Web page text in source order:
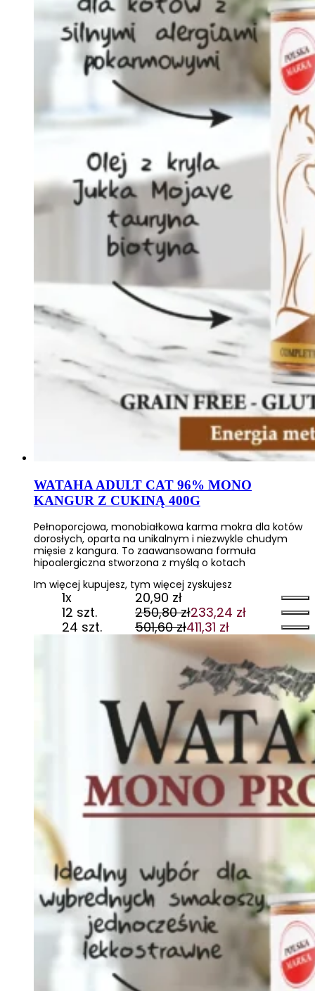
WATAHA ADULT CAT 96% MONO
KANGUR Z CUKINĄ 400G
Pełnoporcjowa, monobiałkowa karma mokra dla kotów
dorosłych, oparta na unikalnym i niezwykle chudym
mięsie z kangura. To zaawansowana formuła
hipoalergiczna stworzona z myślą o kotach
Im więcej kupujesz, tym więcej zyskujesz
1x 20,90 zł
12 szt.
250,80zł
Pierwotna
cena
wynosiła:
250,80 zł.
233,24 zł
Aktualna
cena
wynosi:
233,24 zł.
24 szt. 501,60zł
Pierwotna
cena
wynosiła:
501,60 zł.
411,31 zł
Aktualna
cena